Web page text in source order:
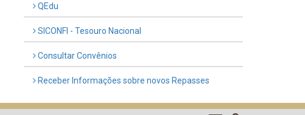
QEdu
SICONFI - Tesouro Nacional
Consultar Convênios
Receber Informações sobre novos Repasses